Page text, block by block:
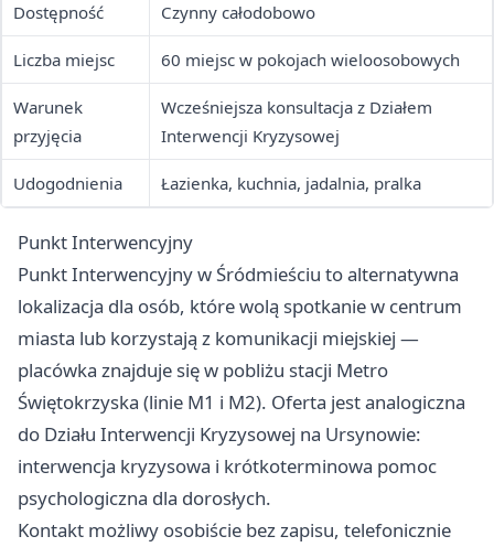
Dostępność Czynny całodobowo
Liczba miejsc 60 miejsc w pokojach wieloosobowych
Warunek
przyjęcia
Wcześniejsza konsultacja z Działem
Interwencji Kryzysowej
Udogodnienia Łazienka, kuchnia, jadalnia, pralka
Punkt Interwencyjny
Punkt Interwencyjny w Śródmieściu to alternatywna
lokalizacja dla osób, które wolą spotkanie w centrum
miasta lub korzystają z komunikacji miejskiej —
placówka znajduje się w pobliżu stacji Metro
Świętokrzyska (linie M1 i M2). Oferta jest analogiczna
do Działu Interwencji Kryzysowej na Ursynowie:
interwencja kryzysowa i krótkoterminowa pomoc
psychologiczna dla dorosłych.
Kontakt możliwy osobiście bez zapisu, telefonicznie